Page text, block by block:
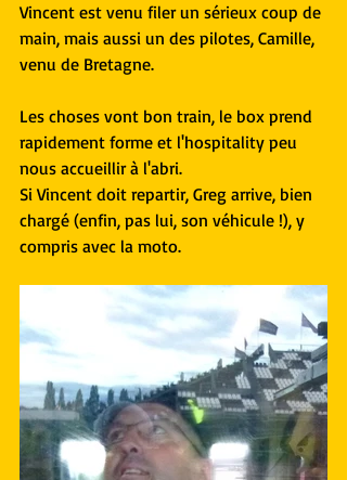
Vincent est venu filer un sérieux coup de
main, mais aussi un des pilotes, Camille,
venu de Bretagne.
Les choses vont bon train, le box prend
rapidement forme et l'hospitality peu
nous accueillir à l'abri.
Si Vincent doit repartir, Greg arrive, bien
chargé (enfin, pas lui, son véhicule !), y
compris avec la moto.